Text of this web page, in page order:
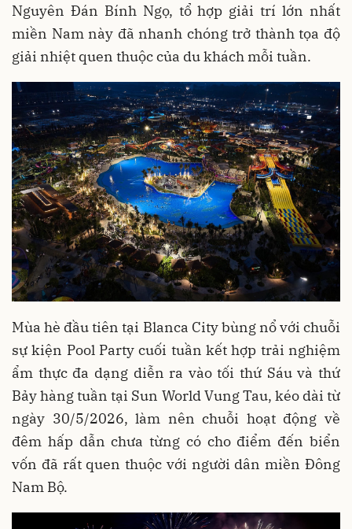
Nguyên Đán Bính Ngọ, tổ hợp giải trí lớn nhất
miền Nam này đã nhanh chóng trở thành tọa độ
giải nhiệt quen thuộc của du khách mỗi tuần.
Mùa hè đầu tiên tại Blanca City bùng nổ với chuỗi
sự kiện Pool Party cuối tuần kết hợp trải nghiệm
ẩm thực đa dạng diễn ra vào tối thứ Sáu và thứ
Bảy hàng tuần tại Sun World Vung Tau, kéo dài từ
ngày 30/5/2026, làm nên chuỗi hoạt động về
đêm hấp dẫn chưa từng có cho điểm đến biển
vốn đã rất quen thuộc với người dân miền Đông
Nam Bộ.